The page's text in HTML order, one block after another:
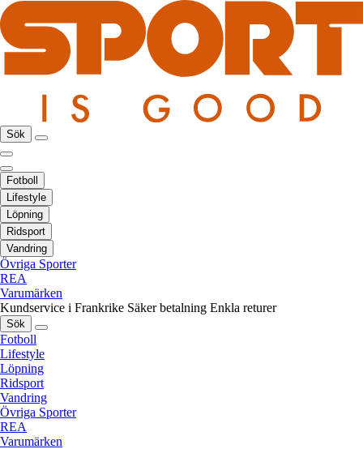
Sök
Fotboll
Lifestyle
Löpning
Ridsport
Vandring
Övriga Sporter
REA
Varumärken
Kundservice i Frankrike Säker betalning Enkla returer
Sök
Fotboll
Lifestyle
Löpning
Ridsport
Vandring
Övriga Sporter
REA
Varumärken